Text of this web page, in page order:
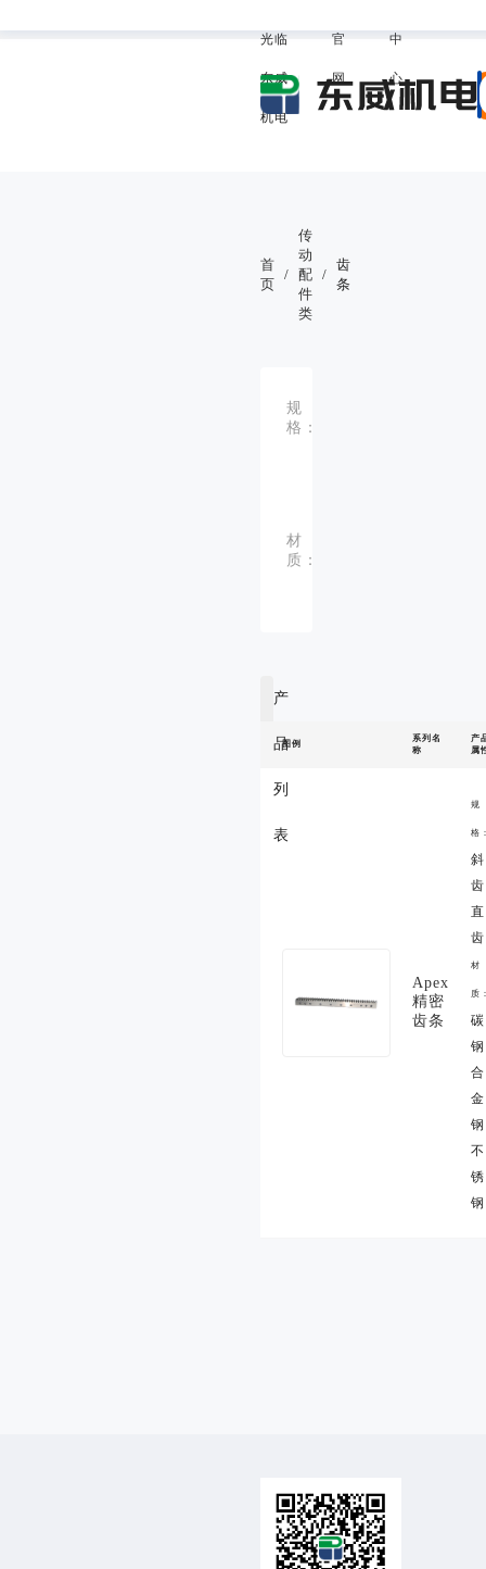
光临
东威
机电
官
网
中
心
首
页
/
传
动
配
件
类
/
齿
条
规
格：
材
质：
产
品
列
表
图例
系列名
称
产
属
Apex
精密
齿条
规
格
斜
直
齿
材
质
碳
合
金
不
锈
钢
咨
询
交
用
注
助
帮
于
关